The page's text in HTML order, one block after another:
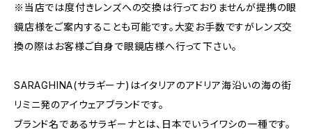
※当店では度付きレンズへの交換は行っておりませんが提携の眼
鏡店様をご案内することも可能です。大変お手数ですがレンズ交
換の際はお客様ご自身で眼鏡店様へ行って下さい。
SARAGHINA(サラギーナ)はイタリアのアドリア海沿いの海の街
リミニ発のアイウェアブランドです。
ブランド名であるサラギーナとは、日本でいうイワシの一種です。